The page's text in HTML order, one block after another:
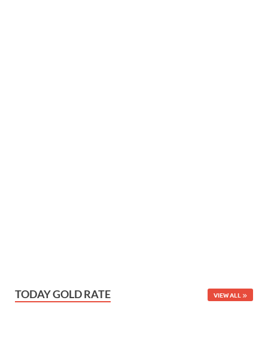
TODAY GOLD RATE VIEW ALL